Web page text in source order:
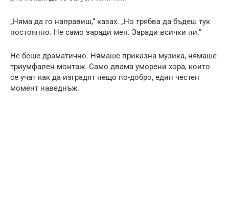
„Няма да го направиш,“ казах. „Но трябва да бъдеш тук
постоянно. Не само заради мен. Заради всички ни.“
Не беше драматично. Нямаше приказна музика, нямаше
триумфален монтаж. Само двама уморени хора, които
се учат как да изградят нещо по-добро, един честен
момент наведнъж.